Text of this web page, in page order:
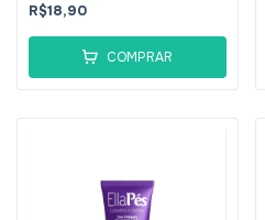
R$18,90
COMPRAR